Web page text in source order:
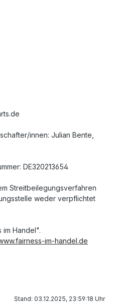
innen: Julian Bente,
DE320213654
Streitbeilegungsverfahren
weder verpflichtet
im Handel".
im-handel.de
Stand: 03.12.2025, 23:59:18 Uhr